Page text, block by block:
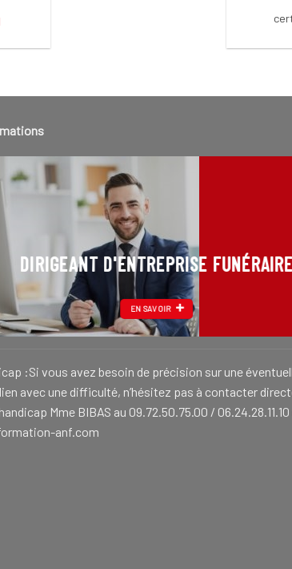
DIRIGEANT D'ENTREPRISE FUNÉRAIRE
EN SAVOIR
:Si vous avez besoin de précision sur une
avec une difficulté, n’hésitez pas à contacter
Mme BIBAS au 09.72.50.75.00 /
anf.com